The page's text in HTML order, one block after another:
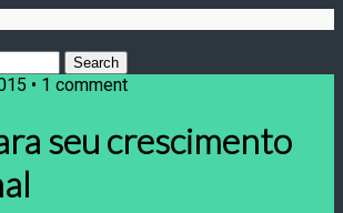
• 1 comment
seu crescimento